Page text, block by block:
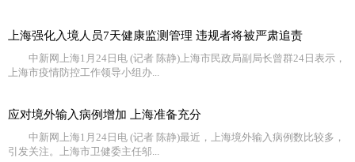
上海强化入境人员7天健康监测管理 违规者将被严肃追责
中新网上海1月24日电 (记者 陈静)上海市民政局副局长曾群24日表示，
上海市疫情防控工作领导小组办...
应对境外输入病例增加 上海准备充分
中新网上海1月24日电 (记者 陈静)最近，上海境外输入病例数比较多，
引发关注。上海市卫健委主任邬...